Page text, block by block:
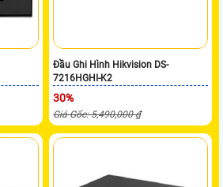
Đầu Ghi Hình Hikvision DS-
7216HGHI-K2
30%
Giá Gốc: 5,490,000 ₫